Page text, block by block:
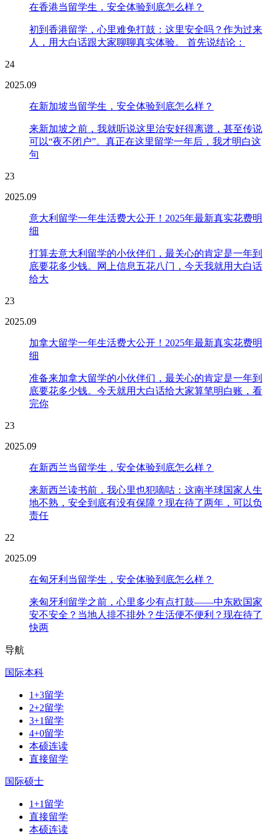
在香港当留学生，安全体验到底怎么样？
初到香港留学，心里难免打鼓：这里安全吗？作为过来
人，用大白话跟大家聊聊真实体验。 首先说结论：
24
2025.09
在新加坡当留学生，安全体验到底怎么样？
来新加坡之前，我就听说这里治安好得离谱，甚至传说
可以“夜不闭户”。真正在这里留学一年后，我才明白这
句
23
2025.09
意大利留学一年生活费大公开！2025年最新真实花费明
细
打算去意大利留学的小伙伴们，最关心的肯定是一年到
底要花多少钱。网上信息五花八门，今天我就用大白话
给大
23
2025.09
加拿大留学一年生活费大公开！2025年最新真实花费明
细
准备来加拿大留学的小伙伴们，最关心的肯定是一年到
底要花多少钱。今天就用大白话给大家算笔明白账，看
完你
23
2025.09
在新西兰当留学生，安全体验到底怎么样？
来新西兰读书前，我心里也犯嘀咕：这南半球国家人生
地不熟，安全到底有没有保障？现在待了两年，可以负
责任
22
2025.09
在匈牙利当留学生，安全体验到底怎么样？
来匈牙利留学之前，心里多少有点打鼓——中东欧国家
安不安全？当地人排不排外？生活便不便利？现在待了
快两
导航
国际本科
1+3留学
2+2留学
3+1留学
4+0留学
本硕连读
直接留学
国际硕士
1+1留学
直接留学
本硕连读